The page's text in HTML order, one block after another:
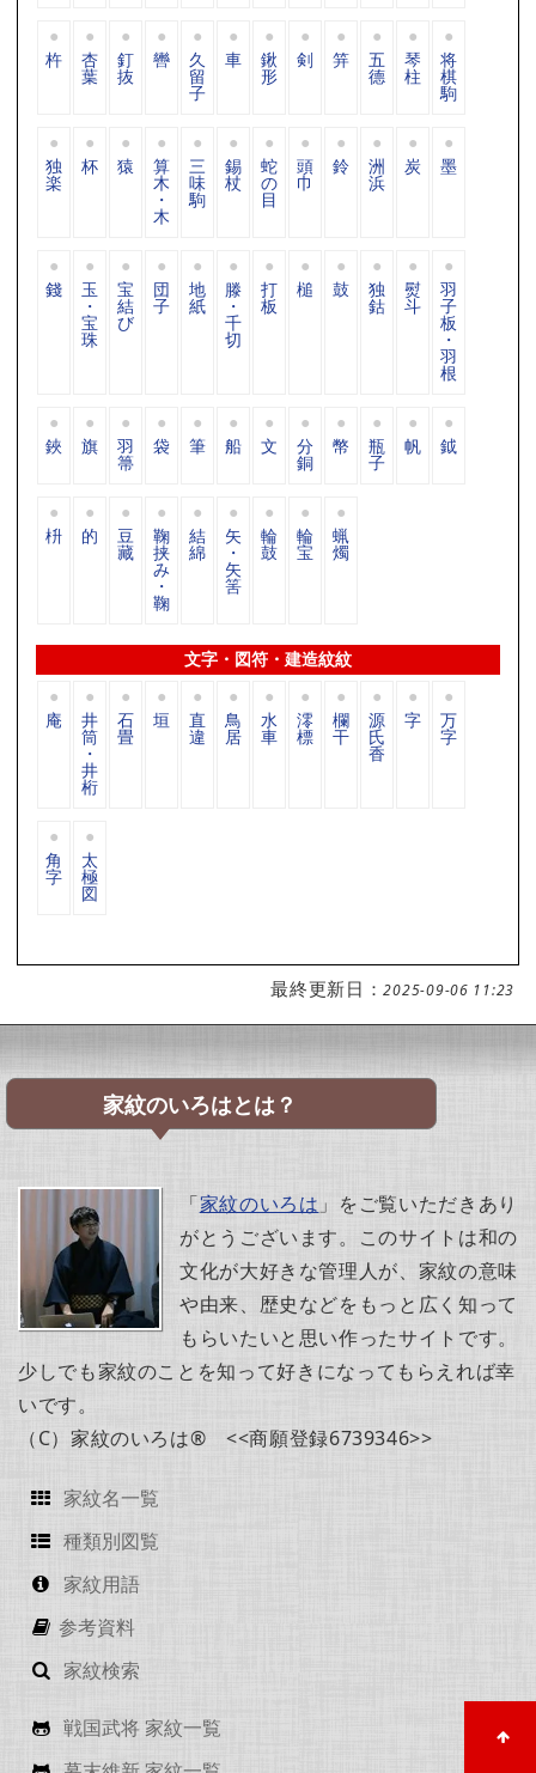
杵 杏
葉
釘
抜
轡 久
留
子
車 鍬
形
剣 笄 五
德
琴
柱
将
棋
駒
独
楽
杯 猿 算
木
・
木
三
味
駒
錫
杖
蛇
の
目
頭
巾
鈴 洲
浜
炭 墨
錢 玉
・
宝
珠
宝
結
び
団
子
地
紙
滕
・
千
切
打
板
槌 鼓 独
鈷
熨
斗
羽
子
板
・
羽
根
鋏 旗 羽
箒
袋 筆 船 文 分
銅
幣 瓶
子
帆 鉞
枡 的 豆
藏
鞠
挟
み
・
鞠
結
綿
矢
・
矢
筈
輪
鼓
輪
宝
蝋
燭
文字・図符・建造紋紋
庵 井
筒
・
井
桁
石
畳
垣 直
違
鳥
居
水
車
澪
標
欄
干
源
氏
香
字 万
字
角
字
太
極
図
最終更新日：2025-09-06 11:23
家紋のいろはとは？
「家紋のいろは 」をご覧いただきあり
がとうございます。このサイトは和の
文化が大好きな管理人が、家紋の意味
や由来、歴史などをもっと広く知って
もらいたいと思い作ったサイトです。
少しでも家紋のことを知って好きになってもらえれば幸
いです。
（C）家紋のいろは® <<商願登録6739346>>
家紋名一覧
種類別図覧
家紋用語
参考資料
家紋検索
戦国武将 家紋一覧